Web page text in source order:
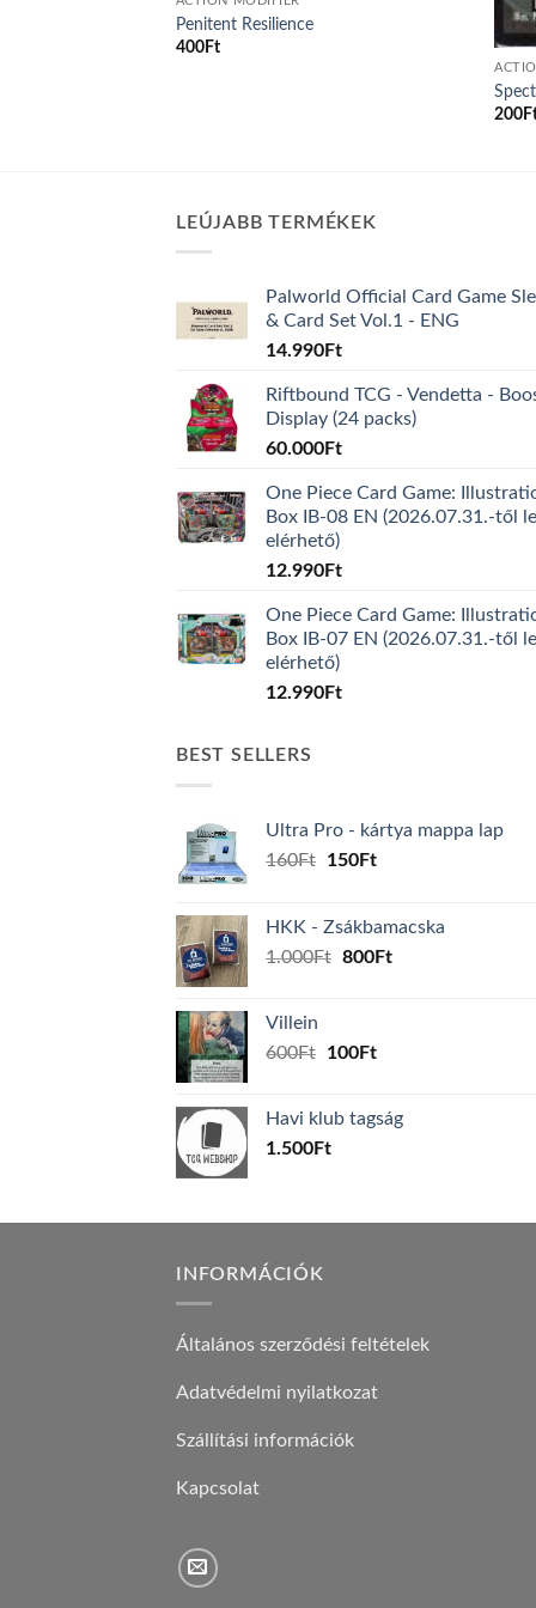
Penitent Resilience
400Ft
200
LEÚJABB TERMÉKEK
Palworld Official Card Game
& Card Set Vol.1 - ENG
14.990Ft
Riftbound TCG - Vendetta -
Display (24 packs)
60.000Ft
One Piece Card Game:
Box IB-08 EN (2026.07.31.-től
elérhető)
12.990Ft
One Piece Card Game:
Box IB-07 EN (2026.07.31.-től
elérhető)
12.990Ft
BEST SELLERS
Ultra Pro - kártya mappa lap
160Ft
Original
160Ft.
150FtCurrent
150Ft.
HKK - Zsákbamacska
1.000Ft Original
800FtCurrent
Villein
600Ft
Original
600Ft.
100FtCurrent
100Ft.
Havi klub tagság
1.500Ft
INFORMÁCIÓK
Általános szerződési feltételek
Adatvédelmi nyilatkozat
Szállítási információk
Kapcsolat